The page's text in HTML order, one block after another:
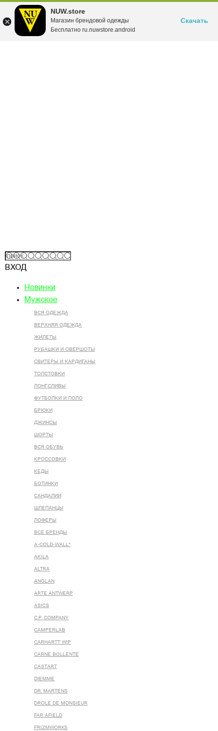
NUW.store
Магазин брендовой одежды
Бесплатно ru.nuwstore.android
Скачать
ВХОД
Новинки
Мужское
ВСЯ ОДЕЖДА
ВЕРХНЯЯ ОДЕЖДА
ЖИЛЕТЫ
РУБАШКИ И ОВЕРШОТЫ
СВИТЕРЫ И КАРДИГАНЫ
ТОЛСТОВКИ
ЛОНГСЛИВЫ
ФУТБОЛКИ И ПОЛО
БРЮКИ
ДЖИНСЫ
ШОРТЫ
ВСЯ ОБУВЬ
КРОССОВКИ
КЕДЫ
БОТИНКИ
САНДАЛИИ
ШЛЕПАНЦЫ
ЛОФЕРЫ
ВСЕ БРЕНДЫ
A-COLD-WALL*
AKILA
ALTRA
ANGLAN
ARTE ANTWERP
ASICS
C.P. COMPANY
CAMPERLAB
CARHARTT WIP
CARNE BOLLENTE
CASTART
DIEMME
DR. MARTENS
DROLE DE MONSIEUR
FAR AFIELD
FRIZMWORKS